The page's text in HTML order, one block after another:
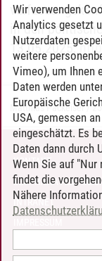
in den
13.05.2025,
Matthias Packeiser/
KONTAKT
LEUPHANA ALS
INTRANET
Wir verwenden
Analytics gesetzt
Nutzerdaten
weitere
Vimeo), um Ihnen
Daten werden
Europäische
USA, gemessen
eingeschätzt. Es
Daten dann durch
Wenn Sie auf
findet die
Nähere